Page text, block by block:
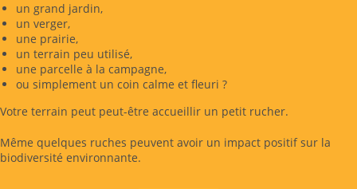
un grand jardin,
un verger,
une prairie,
un terrain peu utilisé,
une parcelle à la campagne,
ou simplement un coin calme et fleuri ?
Votre terrain peut peut-être accueillir un petit rucher.
Même quelques ruches peuvent avoir un impact positif sur la
biodiversité environnante.